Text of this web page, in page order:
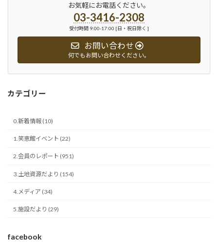
お気軽にお電話ください。
03-3416-2308
受付時間 9:00-17:00 [日・祝日除く ]
お問い合わせ
何でもお問い合わせください。
カテゴリー
0.新着情報 (10)
1.笑恵館イベント (22)
2.会員のレポート (951)
3.土地資源だより (154)
4.メディア (34)
5.施設だより (29)
facebook